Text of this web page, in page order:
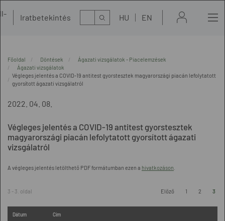
Iratbetekintés Kereső HU EN
Főoldal Döntések
Ágazati vizsgálatok - Piacelemzések
Ágazati vizsgálatok
Végleges jelentés a COVID-19 antitest gyorstesztek magyarországi piacán lefolytatott
gyorsított ágazati vizsgálatról
2022. 04. 08.
Végleges jelentés a COVID-19 antitest gyorstesztek
magyarországi piacán lefolytatott gyorsított ágazati
vizsgálatról
A végleges jelentés letölthető PDF formátumban ezen a hivatkozáson
3 - 3. oldal Előző 1 2 3
Dátum Cím